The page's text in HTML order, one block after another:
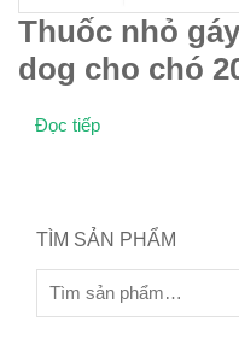
Thuốc nhỏ
dog cho chó
Đọc tiếp
TÌM SẢN PHẨM